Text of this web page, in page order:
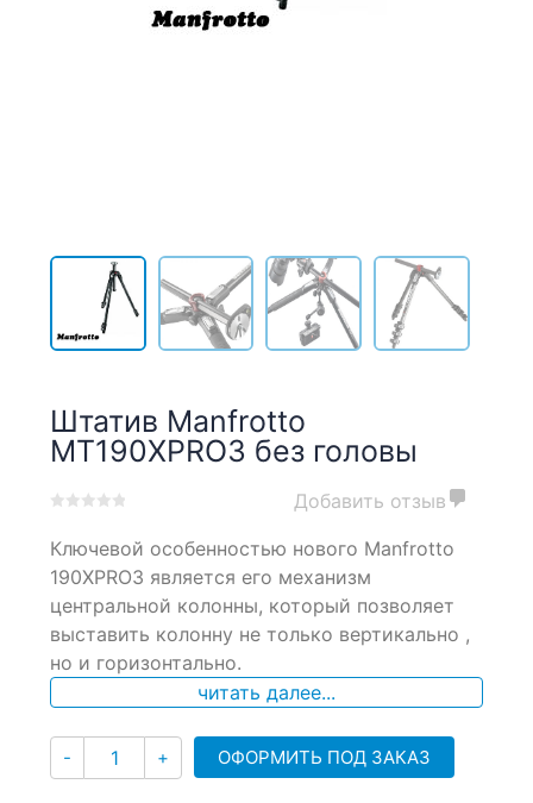
Штатив Manfrotto
MT190XPRO3 без головы
out
on
customer
ratings
Добавить отзыв
Ключевой особенностью нового Manfrotto
190XPRO3 является его механизм
центральной колонны, который позволяет
выставить колонну не только вертикально ,
но и горизонтально.
читать далее...
- Количество
+ ОФОРМИТЬ ПОД ЗАКАЗ